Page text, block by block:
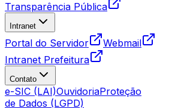
Transparência Pública
Intranet
Portal do Servidor
Webmail
Intranet Prefeitura
Contato
e-SIC (LAI)OuvidoriaProteção
de Dados (LGPD)